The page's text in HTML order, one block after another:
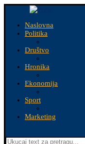
Naslovna
Politika
Društvo
Hronika
Ekonomija
Sport
Marketing